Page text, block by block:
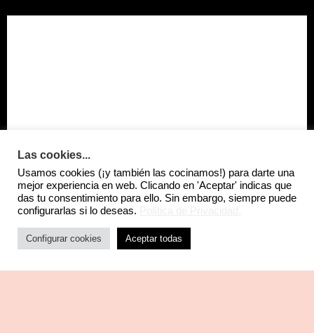
Las cookies...
Usamos cookies (¡y también las cocinamos!) para darte una
mejor experiencia en web. Clicando en 'Aceptar' indicas que
das tu consentimiento para ello. Sin embargo, siempre puede
configurarlas si lo deseas.
Configurar cookies Aceptar todas